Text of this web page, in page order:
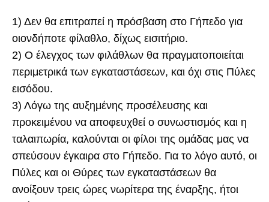
1) Δεν θα επιτραπεί η πρόσβαση στο Γήπεδο για
οιονδήποτε φίλαθλο, δίχως εισιτήριο.
2) Ο έλεγχος των φιλάθλων θα πραγματοποιείται
περιμετρικά των εγκαταστάσεων, και όχι στις Πύλες
εισόδου.
3) Λόγω της αυξημένης προσέλευσης και
προκειμένου να αποφευχθεί ο συνωστισμός και η
ταλαιπωρία, καλούνται οι φίλοι της ομάδας μας να
σπεύσουν έγκαιρα στο Γήπεδο. Για το λόγο αυτό, οι
Πύλες και οι Θύρες των εγκαταστάσεων θα
ανοίξουν τρεις ώρες νωρίτερα της έναρξης, ήτοι